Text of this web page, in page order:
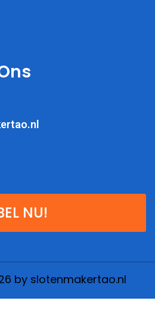
NU!
by slotenmakertao.nl